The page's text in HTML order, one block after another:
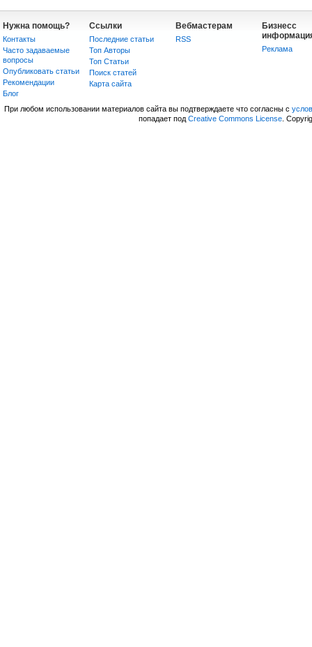
Нужна помощь?
Контакты
Часто задаваемые
вопросы
Опубликовать статьи
Рекомендации
Блог
Ссылки
Последние статьи
Топ Авторы
Топ Статьи
Поиск статей
Карта сайта
Вебмастерам
RSS
Бизнесс
Реклама
При любом использовании материалов сайта вы подтверждаете что согласны с
попадает под Creative Commons License.